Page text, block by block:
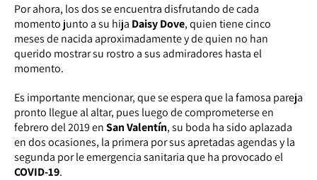
Por ahora, los dos se encuentra disfrutando de cada
momento junto a su hija Daisy Dove, quien tiene cinco
meses de nacida aproximadamente y de quien no han
querido mostrar su rostro a sus admiradores hasta el
momento.
Es importante mencionar, que se espera que la famosa pareja
pronto llegue al altar, pues luego de comprometerse en
febrero del 2019 enSan Valentín, su boda ha sido aplazada
en dos ocasiones, la primera por sus apretadas agendas y la
segunda por le emergencia sanitaria que ha provocado el
COVID-19.